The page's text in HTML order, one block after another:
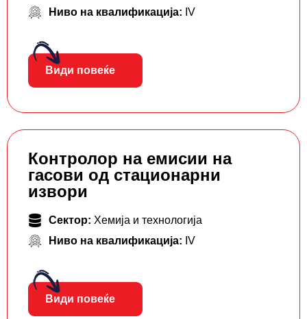
Ниво на квалификација: IV
Види повеќе
Контролор на емисии на
гасови од стационарни
извори
Сектор: Хемија и технологија
Ниво на квалификација: IV
Види повеќе